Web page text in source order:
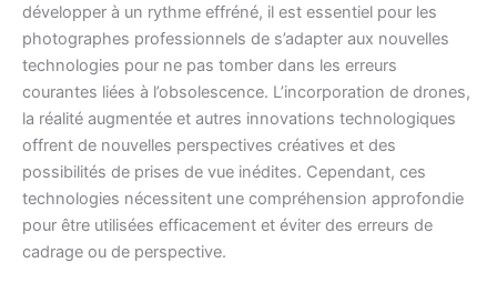
développer à un rythme effréné, il est essentiel pour les
photographes professionnels de s’adapter aux nouvelles
technologies pour ne pas tomber dans les erreurs
courantes liées à l’obsolescence. L’incorporation de drones,
la réalité augmentée et autres innovations technologiques
offrent de nouvelles perspectives créatives et des
possibilités de prises de vue inédites. Cependant, ces
technologies nécessitent une compréhension approfondie
pour être utilisées efficacement et éviter des erreurs de
cadrage ou de perspective.